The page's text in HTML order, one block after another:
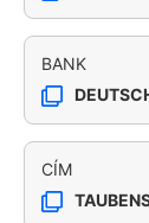
BANK
CÍM